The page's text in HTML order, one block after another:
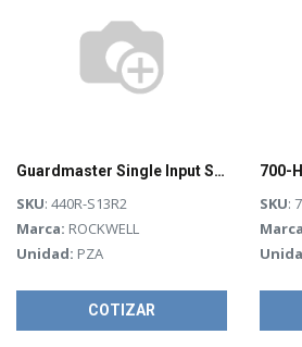
Guardmaster Single Input Safety Relay
SKU: 440R-S13R2
Marca: ROCKWELL
Unidad: PZA
COTIZAR
SKU: